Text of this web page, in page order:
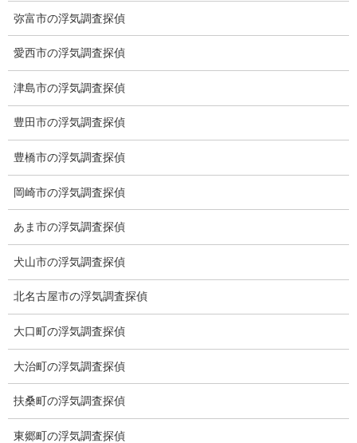
※弊社から24時間以内に返信が無い場合、再度LINE又はお電話を
カテゴリー
お知らせ (1)
メニュー
トップ
ご挨拶
システム
弥富市の浮気調査探偵
愛西市の浮気調査探偵
津島市の浮気調査探偵
豊田市の浮気調査探偵
豊橋市の浮気調査探偵
岡崎市の浮気調査探偵
あま市の浮気調査探偵
犬山市の浮気調査探偵
北名古屋市の浮気調査探偵
大口町の浮気調査探偵
大治町の浮気調査探偵
扶桑町の浮気調査探偵
東郷町の浮気調査探偵